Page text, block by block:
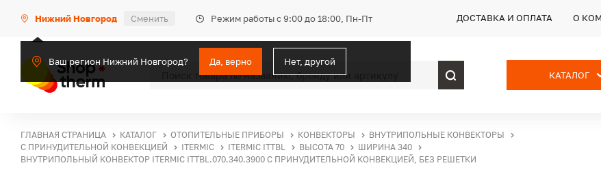
Нижний Новгород Сменить Режим работы с 9:00 до 18:00, Пн-Пт
Ваш регион Нижний Новгород? Да, верно Нет, другой
ДОСТАВКА И ОПЛАТА О
КАТАЛОГ
ГЛАВНАЯ СТРАНИЦА КАТАЛОГ ОТОПИТЕЛЬНЫЕ ПРИБОРЫ КОНВЕКТОРЫ
ВНУТРИПОЛЬНЫЕ КОНВЕКТОРЫ
С ПРИНУДИТЕЛЬНОЙ КОНВЕКЦИЕЙ
ITERMIC ITERMIC ITTBL ВЫСОТА 70
ШИРИНА 340
ВНУТРИПОЛЬНЫЙ КОНВЕКТОР ITERMIC ITTBL.070.340.3900 С ПРИНУДИТЕЛЬНОЙ КОНВЕКЦИЕЙ, БЕЗ РЕШЕТКИ